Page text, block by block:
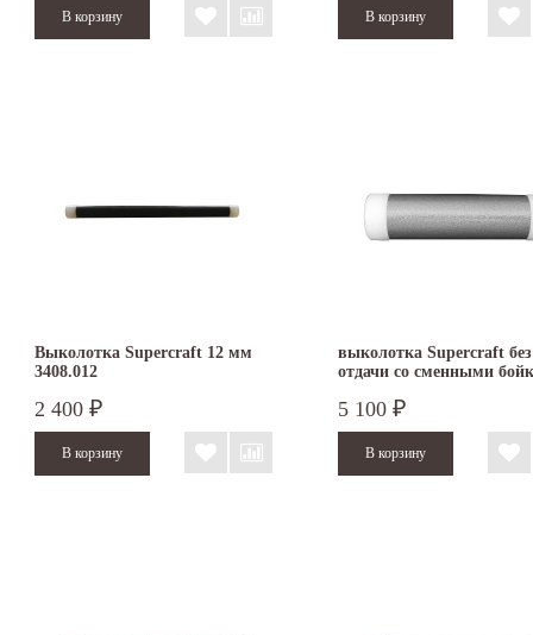
Выколотка Supercraft 12 мм
3408.012
2 400 ₽
выколотка Supercraft без
отдачи со сменными
5 100 ₽